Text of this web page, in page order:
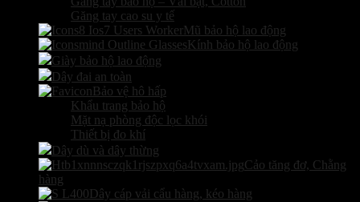
Găng tay cao su y tế
Mũ bảo hộ lao động
Kính bảo hộ lao động
Giày bảo hộ lao động
Dây đai an toàn
Bảo vệ hô hấp
Khẩu trang bảo hộ
Mặt nạ phòng độc lọc khói
Thiết bị đo khí
Dây dù và dây thừng
Cảo tăng đơ, Chằng
hàng
Dây cáp vải cẩu hàng, kéo hàng